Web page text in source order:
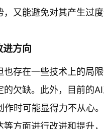
又能避免对其产生过度
方向
存在一些技术上的局
欠缺。此外，目前的
时可能显得力不从心。
方面进行改进和提升